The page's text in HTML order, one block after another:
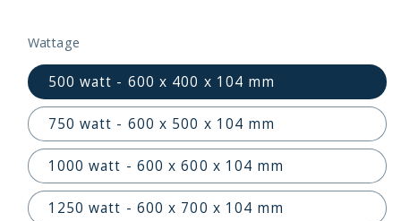
Wattage
500 watt - 600 x 400 x 104 mm
750 watt - 600 x 500 x 104 mm
1000 watt - 600 x 600 x 104 mm
1250 watt - 600 x 700 x 104 mm